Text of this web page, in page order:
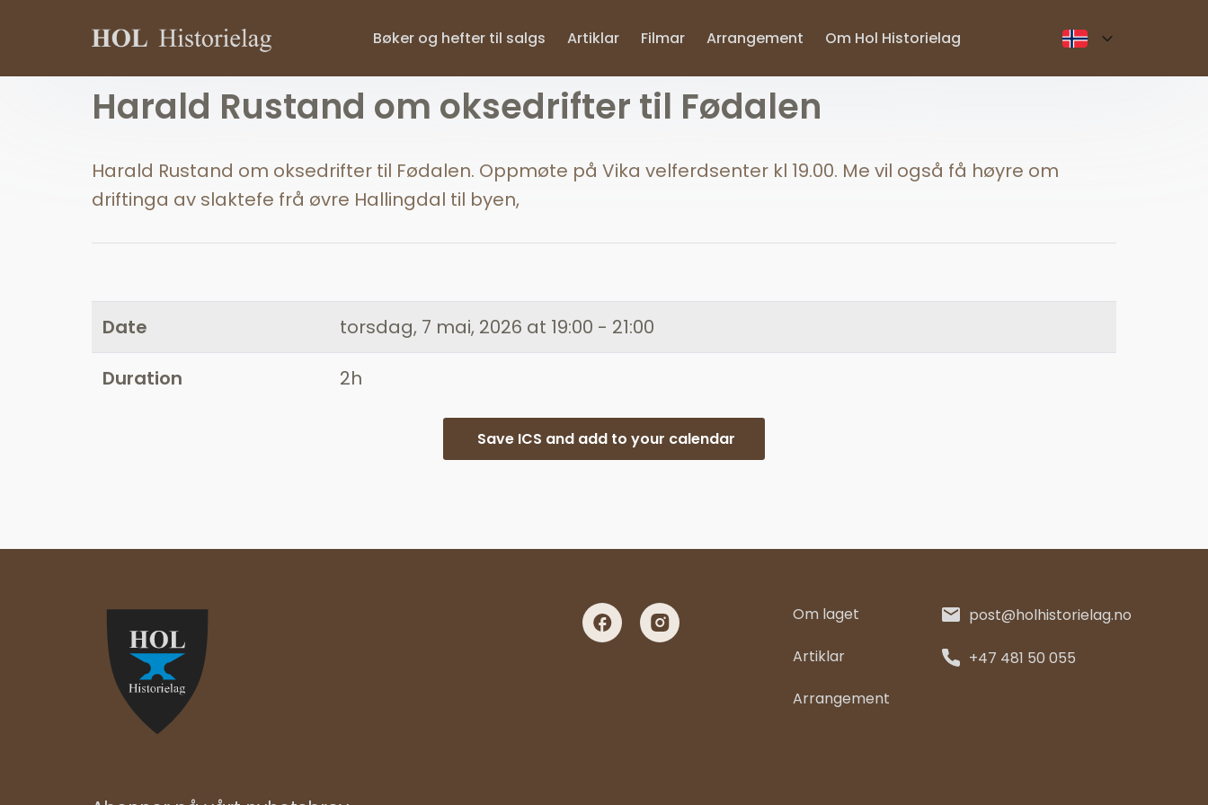
Bøker og hefter til salgs Artiklar Filmar Arrangement Om Hol Historielag
Harald Rustand om oksedrifter til Fødalen
Harald Rustand om oksedrifter til Fødalen. Oppmøte på Vika velferdsenter kl 19.00. Me vil også få høyre om
driftinga av slaktefe frå øvre Hallingdal til byen,
Date torsdag, 7 mai, 2026 at 19:00 - 21:00
Duration 2h
Save ICS and add to your calendar
Om laget
Artiklar
Arrangement
post@holhistorielag.no
+47 481 50 055